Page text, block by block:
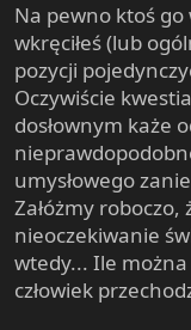
Na pewno ktoś go
wkręciłeś (lub
pozycji
Oczywiście
dosłownym każe
umysłowego
Załóżmy
nieoczekiwanie
wtedy... Ile można
człowiek